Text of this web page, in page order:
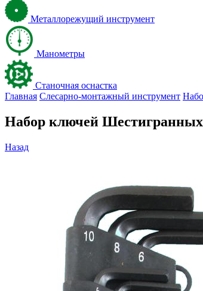
Металлорежущий инструмент
Манометры
Станочная оснастка
Главная Слесарно-монтажный инструмент
Набор ключей
Назад